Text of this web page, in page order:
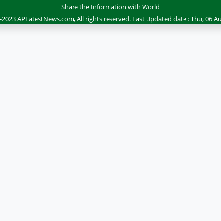
Share the Information with World
APLatestNews.com, All rights reserved. Last Updated date : Thu, 06